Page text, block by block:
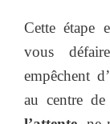
Cette étape
vous
empêchent
au centre